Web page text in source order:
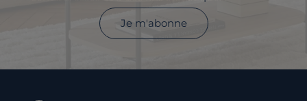
Je m'abonne